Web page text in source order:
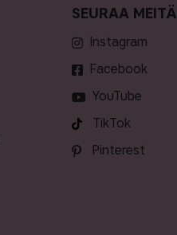
SEURAA MEITÄ
Instagram
Facebook
YouTube
TikTok
Pinterest